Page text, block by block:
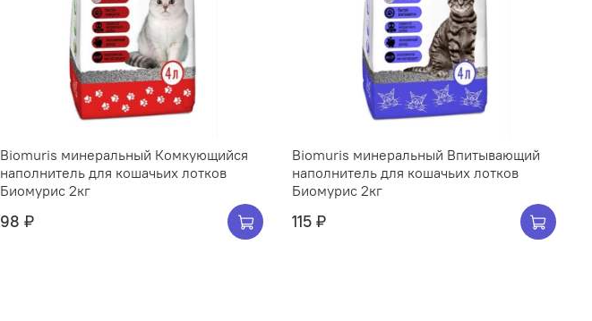
Biomuris минеральный Комкующийся
наполнитель для кошачьих лотков
Биомурис 2кг
98 ₽
Biomuris минеральный Впитывающий
наполнитель для кошачьих лотков
Биомурис 2кг
115 ₽